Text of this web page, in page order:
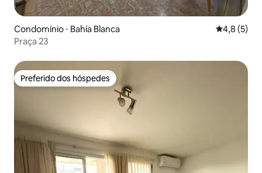
Condomínio ⋅ Bahía Blanca 4,8 de
4,8 (5)
Praça 23
Preferido dos hóspedes
Preferido dos hóspedes